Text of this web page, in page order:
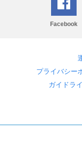
Facebook
プライバシー
ガイドラ